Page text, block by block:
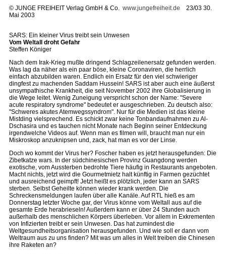
© JUNGE FREIHEIT Verlag GmbH & Co. www.jungefreiheit.de 23/03 30.
Mai 2003
SARS: Ein kleiner Virus treibt sein Unwesen
Vom Weltall droht Gefahr
Steffen Königer
Nach dem Irak-Krieg mußte dringend Schlagzeilenersatz gefunden werden.
Was lag da näher als ein paar böse, kleine Coronaviren, die herrlich
einfach abzubilden waren. Endlich ein Ersatz für den viel schwieriger
dingfest zu machenden Saddam Hussein! SARS ist aber auch eine äußerst
unsympathische Krankheit, die seit November 2002 ihre Globalisierung in
die Wege leitet. Wenig Zuneigung verspricht schon der Name: "Severe
acute respiratory syndrome" bedeutet er ausgeschrieben. Zu deutsch also:
"Schweres akutes Atemwegssyndrom". Nur für die Medien ist das kleine
Mistding vielsprechend. Es schickt zwar keine Tonbandaufnahmen zu Al-
Dschasira und es tauchen nicht Monate nach Beginn seiner Entdeckung
irgendwelche Videos auf. Wenn man es filmen will, braucht man nur ein
Miskroskop anzuknipsen und, zack, hat man es vor der Linse.
Doch wo kommt der Virus her? Foscher haben es jetzt herausgefunden: Die
Zibetkatze wars. In der südchinesischen Provinz Guangdong werden
exotische, vom Aussterben bedrohte Tiere häufig in Restaurants angeboten.
Macht nichts, jetzt wird die Gourmetmietz halt künftig in Farmen gezüchtet
und ausreichend geimpft! Jetzt heißt es plötzlich, jeder kann an SARS
sterben. Selbst Geheilte können wieder krank werden. Die
Schreckensmeldungen laufen über alle Kanäle. Auf RTL hieß es am
Donnerstag letzter Woche gar, der Virus könne vom Weltall aus auf die
gesamte Erde herabrieseln! Außerdem kann er über 24 Stunden auch
außerhalb des menschlichen Körpers überleben. Vor allem in Exkrementen
von Infizierten treibt er sein Unwesen. Das hat zumindest die
Weltgesundheitsorganisation herausgefunden. Und wie soll er dann vom
Weltraum aus zu uns finden? Mit was um alles in Welt treiben die Chinesen
ihre Raketen an?